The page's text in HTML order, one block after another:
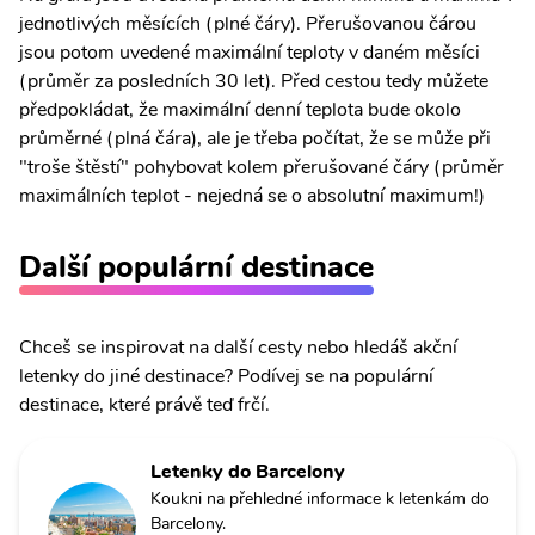
jednotlivých měsících (plné čáry). Přerušovanou čárou
jsou potom uvedené maximální teploty v daném měsíci
(průměr za posledních 30 let). Před cestou tedy můžete
předpokládat, že maximální denní teplota bude okolo
průměrné (plná čára), ale je třeba počítat, že se může při
"troše štěstí" pohybovat kolem přerušované čáry (průměr
maximálních teplot - nejedná se o absolutní maximum!)
Další populární destinace
Chceš se inspirovat na další cesty nebo hledáš akční
letenky do jiné destinace? Podívej se na populární
destinace, které právě teď frčí.
Letenky do Barcelony
Koukni na přehledné informace k letenkám do
Barcelony.